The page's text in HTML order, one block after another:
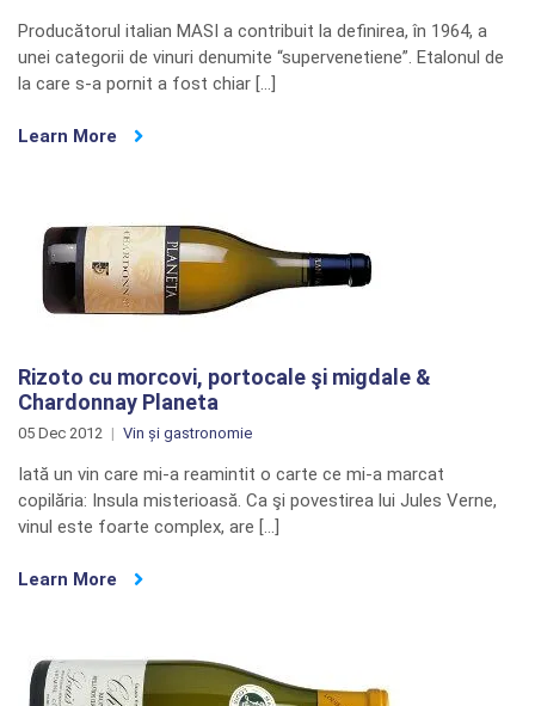
Producătorul italian MASI a contribuit la definirea, în 1964, a
unei categorii de vinuri denumite “supervenetiene”. Etalonul de
la care s-a pornit a fost chiar […]
Learn More
Rizoto cu morcovi, portocale şi migdale &
Chardonnay Planeta
05 Dec 2012 Vin și gastronomie
Iată un vin care mi-a reamintit o carte ce mi-a marcat
copilăria: Insula misterioasă. Ca şi povestirea lui Jules Verne,
vinul este foarte complex, are […]
Learn More